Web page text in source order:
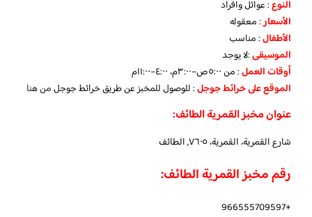
النوع: عوائل وافراد
الأسعار: معقوله
الأطفال: مناسب
الموسيقى:لا يوجد
أوقات العمل: من ٥:٠٠ص–٣:٠٠م، ٤:٠٠–١١:٠٠م
الموقع على خرائط جوجل: للوصول للمخبز عن طريق خرائط جوجلمن هنا
عنوان مخبز القمرية الطائف:
شارع القمرية، القمرية، ٧٦٠٥, الطائف
رقم مخبز القمرية الطائف:
+966555709597